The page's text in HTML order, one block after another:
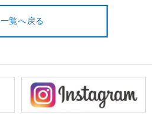
一覧へ戻る